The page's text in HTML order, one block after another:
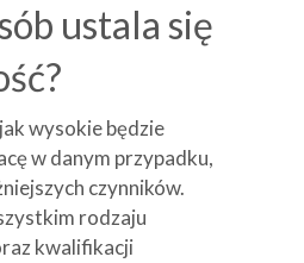
ustala się
wysokie będzie
w danym przypadku,
czynników.
rodzaju
kwalifikacji